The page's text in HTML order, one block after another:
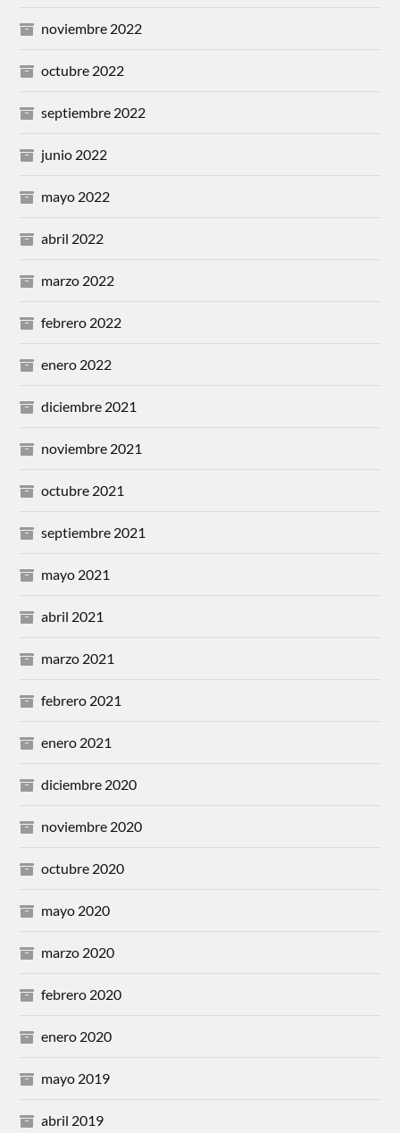
noviembre 2022
octubre 2022
septiembre 2022
junio 2022
mayo 2022
abril 2022
marzo 2022
febrero 2022
enero 2022
diciembre 2021
noviembre 2021
octubre 2021
septiembre 2021
mayo 2021
abril 2021
marzo 2021
febrero 2021
enero 2021
diciembre 2020
noviembre 2020
octubre 2020
mayo 2020
marzo 2020
febrero 2020
enero 2020
mayo 2019
abril 2019